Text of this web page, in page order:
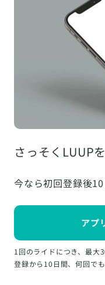
さっそくLUUP
今なら初回登録後
アプ
1回のライドにつき、最大
登録から10日間、何回で